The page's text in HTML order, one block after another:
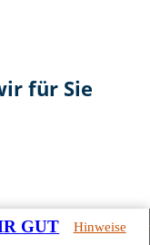
für Sie
GUT Hinweise